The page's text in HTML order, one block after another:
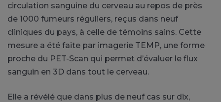
circulation sanguine du cerveau au repos de près
de 1000 fumeurs réguliers, reçus dans neuf
cliniques du pays, à celle de témoins sains. Cette
mesure a été faite par imagerie TEMP, une forme
proche du PET-Scan qui permet d’évaluer le flux
sanguin en 3D dans tout le cerveau.
Elle a révélé que dans plus de neuf cas sur dix,